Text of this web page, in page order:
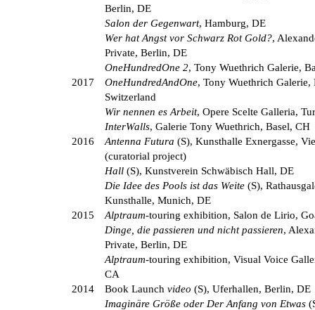
Berlin, DE
Salon der Gegenwart, Hamburg, DE
Wer hat Angst vor Schwarz Rot Gold?,
Private, Berlin, DE
OneHundredOne 2, Tony Wuethrich Galerie,
2017
OneHundredAndOne, Tony Wuethrich Galerie,
Switzerland
Wir nennen es Arbeit, Opere Scelte Galleria,
InterWalls, Galerie Tony Wuethrich, Basel, CH
2016
Antenna Futura (S), Kunsthalle Exnergasse,
(curatorial project)
Hall (S), Kunstverein Schwäbisch Hall, DE
Die Idee des Pools ist das Weite (S),
Kunsthalle, Munich, DE
2015
Alptraum-touring exhibition, Salon de Lirio,
Dinge, die passieren und nicht passieren,
Private, Berlin, DE
Alptraum-touring exhibition, Visual Voice
CA
2014
Book Launch video (S), Uferhallen, Berlin, DE
Imaginäre Größe oder Der Anfang von Etwas